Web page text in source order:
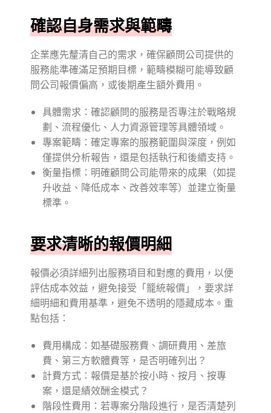
確認自身需求與範疇
企業應先釐清自己的需求，確保顧問公司提供的
服務能準確滿足預期目標，範疇模糊可能導致顧
問公司報價偏高，或後期產生額外費用。
具體需求：確認顧問的服務是否專注於戰略規
劃、流程優化、人力資源管理等具體領域。
專案範疇：確定專案的服務範圍與深度，例如
僅提供分析報告，還是包括執行和後續支持。
衡量指標：明確顧問公司能帶來的成果（如提
升收益、降低成本、改善效率等）並建立衡量
標準。
要求清晰的報價明細
報價必須詳細列出服務項目和對應的費用，以便
評估成本效益，避免接受「籠統報價」，要求詳
細明細和費用基準，避免不透明的隱藏成本。重
點包括：
費用構成：如基礎服務費、調研費用、差旅
費、第三方軟體費等，是否明確列出？
計費方式：報價是基於按小時、按月、按專
案，還是績效酬金模式？
階段性費用：若專案分階段進行，是否清楚列